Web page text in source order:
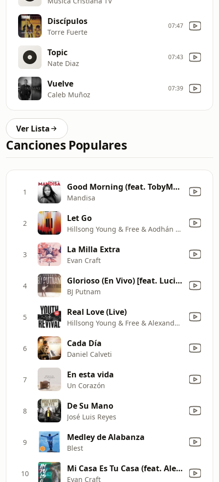
Discípulos
Torre Fuerte
07:47
Topic
Nate Diaz
07:43
Vuelve
Caleb Muñoz
07:39
Ver Lista
Canciones Populares
1 Good Morning (feat. TobyMac)
Mandisa
2 Let Go
Hillsong Young & Free & Aodhán King
3 La Milla Extra
Evan Craft
4 Glorioso (En Vivo) [feat. Lucia Parker]
BJ Putnam
5 Real Love (Live)
Hillsong Young & Free & Alexander Pappas
6 Cada Día
Daniel Calveti
7 En esta vida
Un Corazón
8 De Su Mano
José Luis Reyes
9 Medley de Alabanza
Blest
10 Mi Casa Es Tu Casa (feat. Alex Campos)
Evan Craft